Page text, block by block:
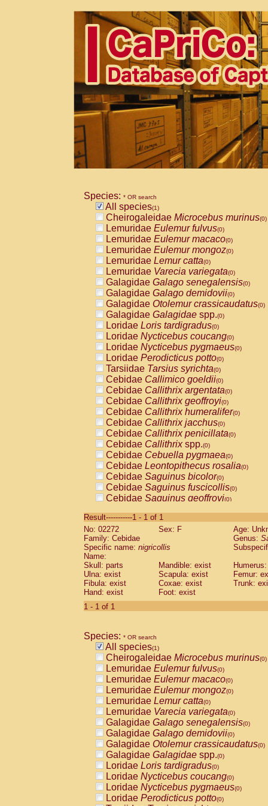
Species: * OR search
All species(1)
Cheirogaleidae Microcebus murinus(0)
Lemuridae Eulemur fulvus(0)
Lemuridae Eulemur macaco(0)
Lemuridae Eulemur mongoz(0)
Lemuridae Lemur catta(0)
Lemuridae Varecia variegata(0)
Galagidae Galago senegalensis(0)
Galagidae Galago demidovii(0)
Galagidae Otolemur crassicaudatus(0)
Galagidae Galagidae spp.(0)
Loridae Loris tardigradus(0)
Loridae Nycticebus coucang(0)
Loridae Nycticebus pygmaeus(0)
Loridae Perodicticus potto(0)
Tarsiidae Tarsius syrichta(0)
Cebidae Callimico goeldii(0)
Cebidae Callithrix argentata(0)
Cebidae Callithrix geoffroyi(0)
Cebidae Callithrix humeralifer(0)
Cebidae Callithrix jacchus(0)
Cebidae Callithrix penicillata(0)
Cebidae Callithrixspp.(0)
Cebidae Cebuella pygmaea(0)
Cebidae Leontopithecus rosalia(0)
Cebidae Saguinus bicolor(0)
Cebidae Saguinus fuscicollis(0)
Cebidae Saguinus geoffroyi(0)
CebidaeSaguinus labiatus(0)
Cebidae Saguinus leucopus (0)
Cebidae
CebidaeSaguinus mystax
Cebidae Saguinus nigricollis (1)
Cebidae Saguinus oedipus
Cebidae Saguinus weddelli
Cebidae Saguinusspp.
Cebidae
CebidaeCebus capucinus
CebidaeCebus nigrivittatus
CebidaeCebus spp.(0)
CebidaeSaimiri boliviensis(0)
CebidaeSaimiri sciureus(0)
AtelidaeAlouatta caraya(0)
AtelidaeAlouatta fusca(0)
AtelidaeAlouatta seniculus(0)
AtelidaeAlouattaspp.(0)
AtelidaeAteles belzebuth(0)
AtelidaeAteles geoffroyi(0)
AtelidaeAteles paniscus(0)
AtelidaeAtelesspp.(0)
AtelidaeLagothrix lagothricha(0)
AtelidaeLagothrix lagothricha cana
PitheciidaeCacajao calvus
Result-----------1 - 1 of 1
No: 02272
Sex: F
Age:
Family: Cebidae
Genus:
Specific name: nigricollis
Name:
Skull: parts
Mandible: exist
Ulna: exist
Scapula: exist
Femur:
Fibula: exist
Coxae: exist
Trunk:
Hand: exist
Foot: exist
1 - 1 of 1
Species: * OR search
All species(1)
Cheirogaleidae Microcebus murinus(0)
Lemuridae Eulemur fulvus(0)
Lemuridae Eulemur macaco(0)
Lemuridae Eulemur mongoz(0)
Lemuridae Lemur catta(0)
Lemuridae Varecia variegata(0)
Galagidae Galago senegalensis(0)
Galagidae Galago demidovii(0)
Galagidae Otolemur crassicaudatus(0)
Galagidae Galagidae spp.(0)
Loridae Loris tardigradus(0)
Loridae Nycticebus coucang(0)
Loridae Nycticebus pygmaeus(0)
Loridae Perodicticus potto(0)